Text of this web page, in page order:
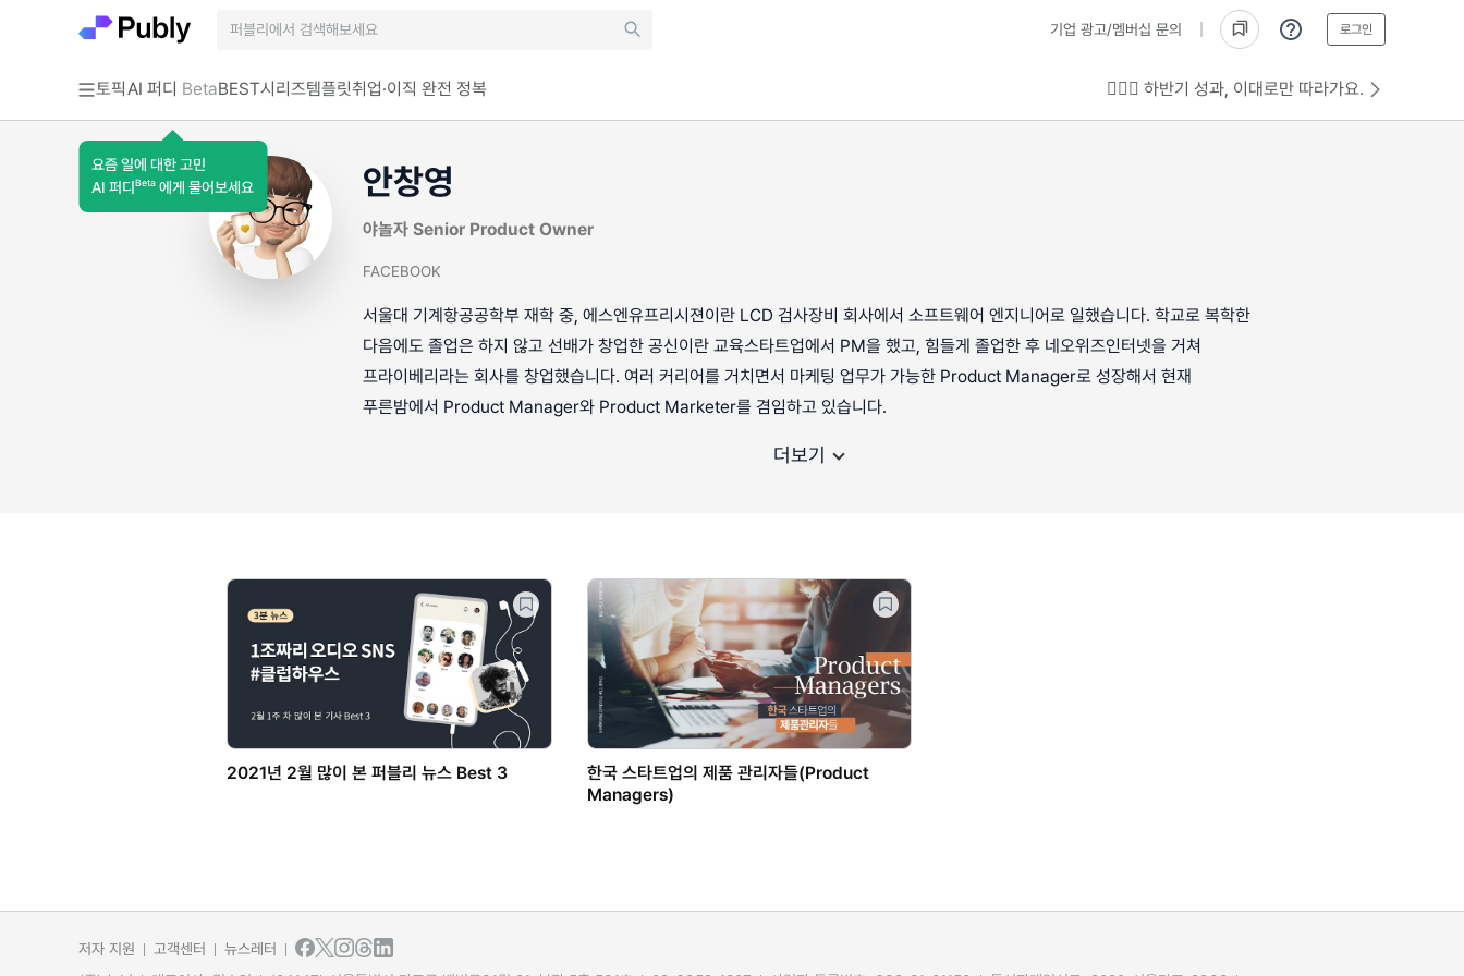
기업 광고/멤버십 문의 로그인
토픽AI 퍼디 Beta
요즘 일에 대한 고민
AI 퍼디 Beta 에게 물어보세요
BEST시리즈템플릿취업·이직 완전 정복 💁🏻‍♂️ 하반기 성과, 이대로만 따라가요.
안창영
야놀자 Senior Product Owner
FACEBOOK
서울대 기계항공공학부 재학 중, 에스엔유프리시젼이란 LCD 검사장비 회사에서 소프트웨어 엔지니어로 일했습니다. 학교로 복학한
다음에도 졸업은 하지 않고 선배가 창업한 공신이란 교육스타트업에서 PM을 했고, 힘들게 졸업한 후 네오위즈인터넷을 거쳐
프라이베리라는 회사를 창업했습니다. 여러 커리어를 거치면서 마케팅 업무가 가능한 Product Manager로 성장해서 현재
푸른밤에서 Product Manager와 Product Marketer를 겸임하고 있습니다.
더보기
2021년 2월 많이 본 퍼블리 뉴스 Best 3
한국 스타트업의 제품 관리자들(Product
Managers)
저자 지원 고객센터
뉴스레터